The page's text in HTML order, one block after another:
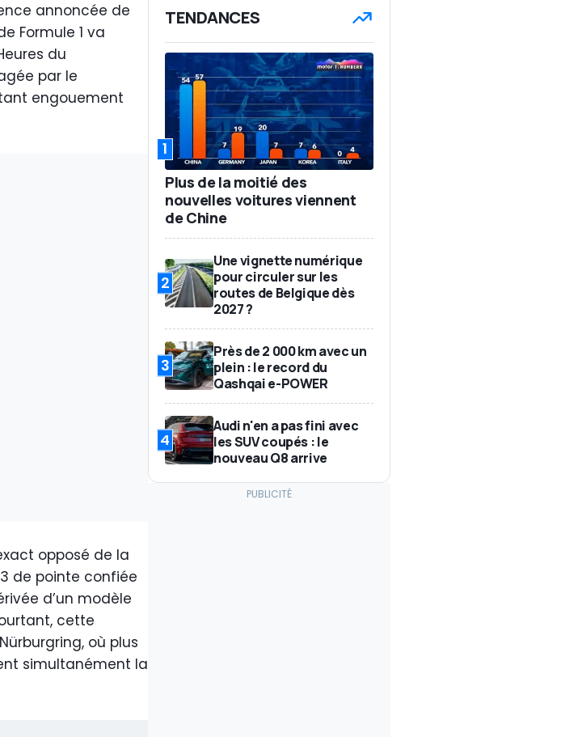
annoncée de
Formule 1 va
du
par le
engouement
opposé de la
de pointe confiée
d’un modèle
cette
où plus
simultanément la
TENDANCES
1
Plus de la moitié des
nouvelles voitures viennent
de Chine
2
Une vignette numérique
pour circuler sur les
routes de Belgique dès
2027 ?
3
Près de 2 000 km avec un
plein : le record du
Qashqai e-POWER
4
Audi n'en a pas fini avec
les SUV coupés : le
nouveau Q8 arrive